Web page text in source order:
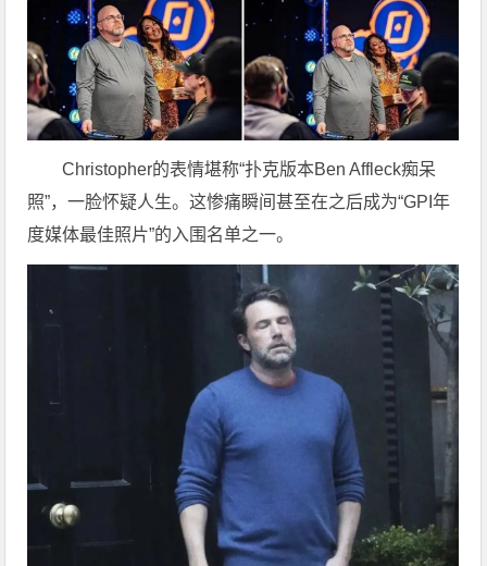
Christopher的表情堪称“扑克版本Ben Affleck痴呆
照”，一脸怀疑人生。这惨痛瞬间甚至在之后成为“GPI年
度媒体最佳照片”的入围名单之一。